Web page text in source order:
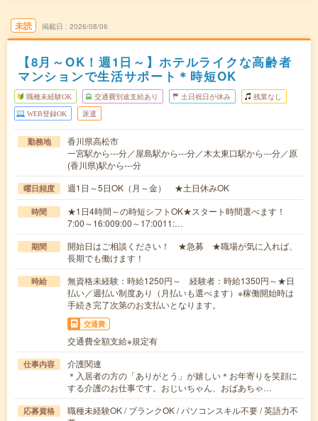
未読 掲載日 2026/08/06
【8月～OK！週1日～】ホテルライクな高齢者
マンションで生活サポート＊時短OK
職種未経験OK 交通費別途支給あり 土日祝日が休み 残業なし
WEB登録OK 派遣
勤務地
香川県高松市
一宮駅から---分／屋島駅から---分／木太東口駅から---分／原
(香川県)駅から---分
曜日頻度 週1日～5日OK（月～金） ★土日休みOK
時間
★1日4時間～の時短シフトOK★スタート時間選べます！
7:00～16:009:00～17:0011:…
期間
開始日はご相談ください！ ★急募 ★職場が気に入れば、
長期でも働けます！
時給
無資格未経験：時給1250円～ 経験者：時給1350円～★日
払い／週払い制度あり（月払いも選べます）※稼働開始時は
手続き完了次第のお支払いとなります。
交通費
交通費全額支給※規定有
仕事内容
介護関連
＊入居者の方の「ありがとう」が嬉しい＊お年寄りを笑顔に
する介護のお仕事です。おじいちゃん、おばあちゃ…
応募資格
職種未経験OK / ブランクOK / パソコンスキル不要 / 英語力不